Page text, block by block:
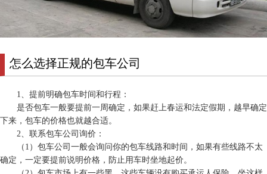
怎么选择正规的包车公司
1、提前明确包车时间和行程：
是否包车一般要提前一周确定，如果赶上春运和法定假期，越早确定
下来，包车的价格也就越合适。
2、联系包车公司询价：
（1）包车公司一般会询问你的包车线路和时间，如果有些线路不太
确定，一定要提前说明价格，防止用车时坐地起价。